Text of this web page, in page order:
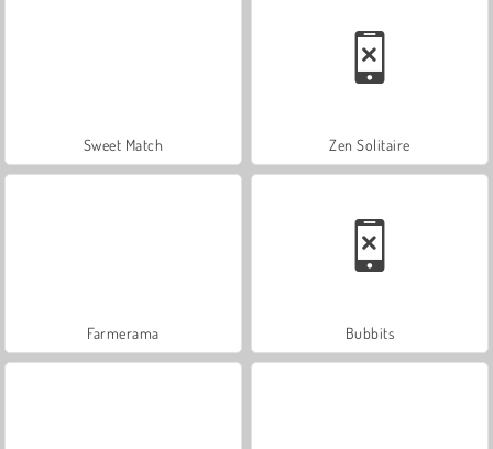
Sweet Match Zen Solitaire
Farmerama Bubbits